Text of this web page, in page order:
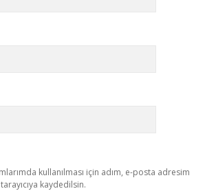
kullanılması için adım, e-posta adresim
kaydedilsin.